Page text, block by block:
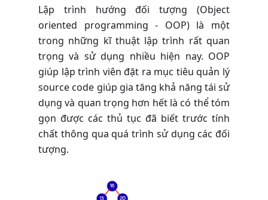
Lập trình hướng đối tượng (Object
oriented programming - OOP) là một
trong những kĩ thuật lập trình rất quan
trọng và sử dụng nhiều hiện nay. OOP
giúp lập trình viên đặt ra mục tiêu quản lý
source code giúp gia tăng khả năng tái sử
dụng và quan trọng hơn hết là có thể tóm
gọn được các thủ tục đã biết trước tính
chất thông qua quá trình sử dụng các đối
tượng.